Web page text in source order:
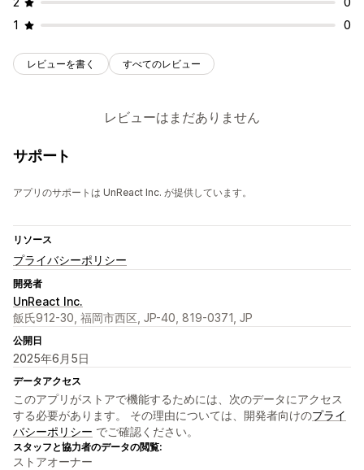
1
0
レビューを書く すべてのレビュー
レビューはまだありません
サポート
アプリのサポートは UnReact Inc. が提供しています。
リソース
プライバシーポリシー
開発者
UnReact Inc.
飯氏912-30, 福岡市西区, JP-40, 819-0371, JP
公開日
2025年6月5日
データアクセス
このアプリがストアで機能するためには、次のデータにアクセス
する必要があります。 その理由については、開発者向けのプライ
バシーポリシー でご確認ください。
スタッフと協力者のデータの閲覧:
ストアオーナー